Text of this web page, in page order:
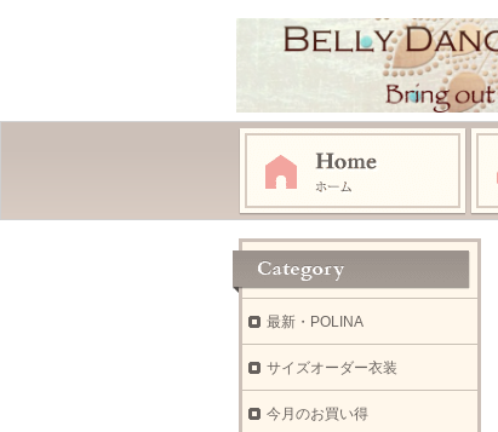
最新・POLINA
サイズオーダー衣装
今月のお買い得